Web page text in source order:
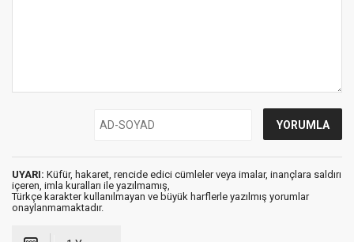
UYARI: Küfür, hakaret, rencide edici cümleler veya imalar, inançlara saldırı
içeren, imla kuralları ile yazılmamış,
Türkçe karakter kullanılmayan ve büyük harflerle yazılmış yorumlar
onaylanmamaktadır.